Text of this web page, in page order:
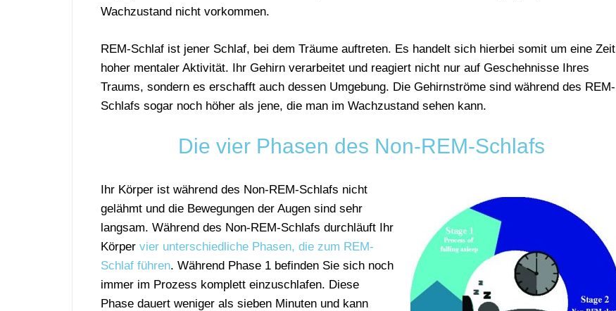
Wachzustand nicht vorkommen.
REM-Schlaf ist jener Schlaf, bei dem Träume auftreten. Es handelt sich hierbei somit um eine Zeit
hoher mentaler Aktivität. Ihr Gehirn verarbeitet und reagiert nicht nur auf Geschehnisse Ihres
Traums, sondern es erschafft auch dessen Umgebung. Die Gehirnströme sind während des REM-
Schlafs sogar noch höher als jene, die man im Wachzustand sehen kann.
Die vier Phasen des Non-REM-Schlafs
Ihr Körper ist während des Non-REM-Schlafs nicht
gelähmt und die Bewegungen der Augen sind sehr
langsam. Während des Non-REM-Schlafs durchläuft Ihr
Körper vier unterschiedliche Phasen, die zum REM-
Schlaf führen. Während Phase 1 befinden Sie sich noch
immer im Prozess komplett einzuschlafen. Diese
Phase dauert weniger als sieben Minuten und kann